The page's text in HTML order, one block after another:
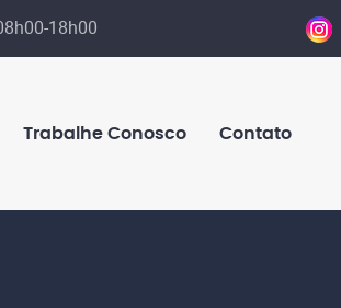
18h00
Trabalhe Conosco Contato